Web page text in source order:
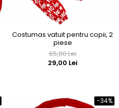
Costumas vatuit pentru copii, 2
piese
65,00 Lei
29,00 Lei
-34%